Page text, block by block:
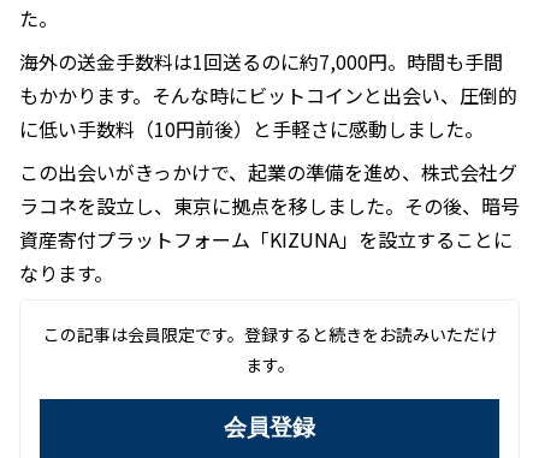
た。
海外の送金手数料は1回送るのに約7,000円。時間も手間
もかかります。そんな時にビットコインと出会い、圧倒的
に低い手数料（10円前後）と手軽さに感動しました。
この出会いがきっかけで、起業の準備を進め、株式会社グ
ラコネを設立し、東京に拠点を移しました。その後、暗号
資産寄付プラットフォーム「KIZUNA」を設立することに
なります。
この記事は会員限定です。登録すると続きをお読みいただけ
ます。
会員登録